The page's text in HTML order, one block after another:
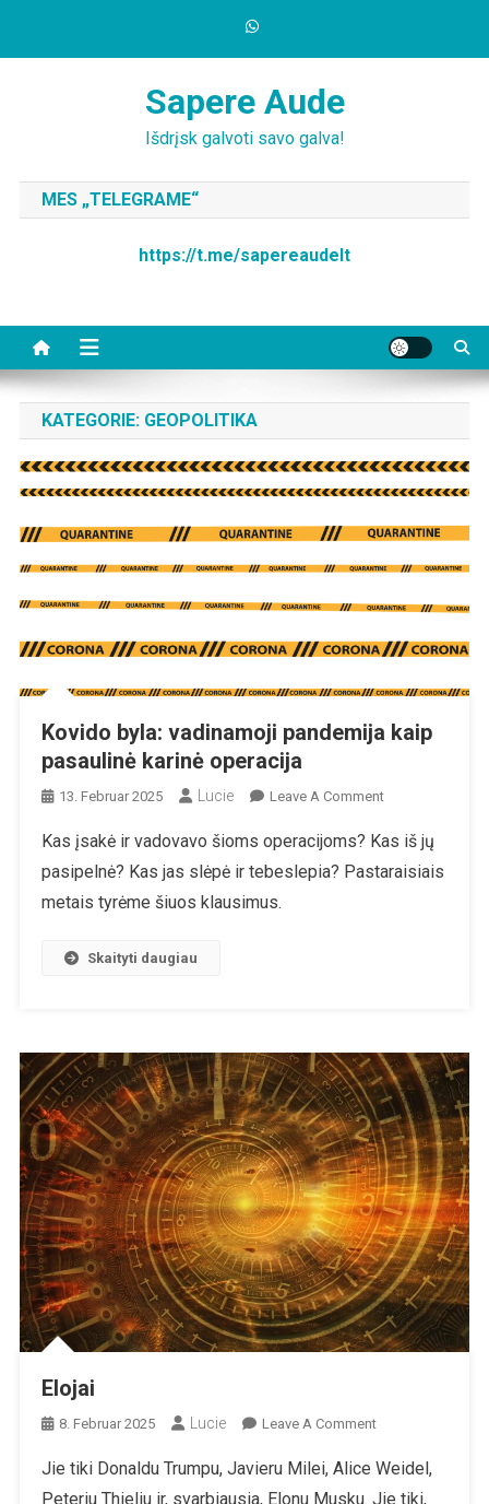
Sapere Aude
Išdrįsk galvoti savo galva!
MES „TELEGRAME“
https://t.me/sapereaudelt
KATEGORIE: GEOPOLITIKA
Kovido byla: vadinamoji pandemija kaip
pasaulinė karinė operacija
13. Februar 2025 Lucie Leave A CommentOn
Byla:
Vadinamoji
Kas įsakė ir vadovavo šioms operacijoms? Kas iš jų
pasipelnė? Kas jas slėpė ir tebeslepia? Pastaraisiais
metais tyrėme šiuos klausimus.
Skaityti daugiau
Elojai
8. Februar 2025 Lucie Leave A CommentOn
Jie tiki Donaldu Trumpu, Javieru Milei, Alice Weidel,
Peteriu Thieliu ir, svarbiausia, Elonu Musku. Jie tiki,